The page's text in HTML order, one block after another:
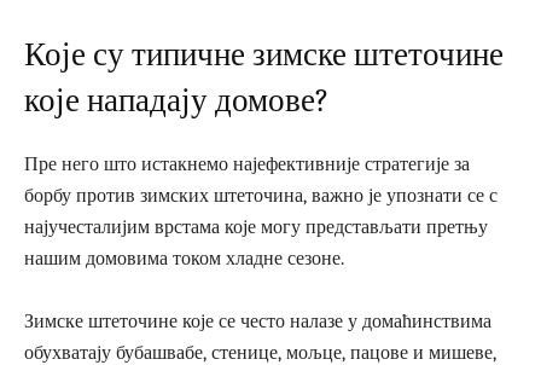
Које су типичне зимске штеточине
које нападају домове?
Пре него што истакнемо најефективније стратегије за
борбу против зимских штеточина, важно је упознати се с
најучесталијим врстама које могу представљати претњу
нашим домовима током хладне сезоне.
Зимске штеточине које се често налазе у домаћинствима
обухватају бубашвабе, стенице, мољце, пацове и мишеве,